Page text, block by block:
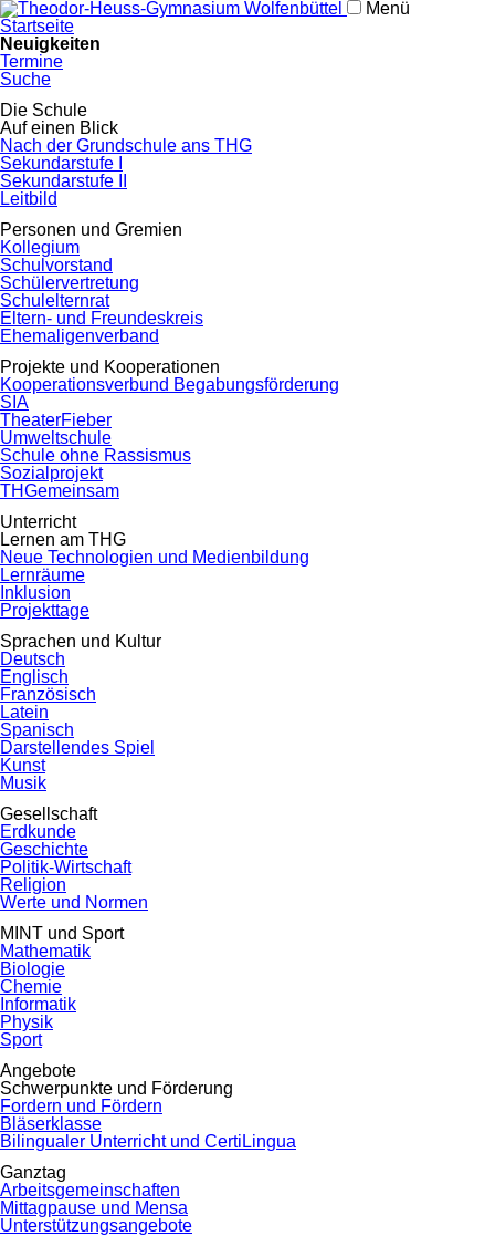
Menü
Navigation
überspringen
Startseite
Neuigkeiten
Termine
Suche
Navigation
überspringen
Die Schule
Auf einen Blick
Nach der Grundschule ans THG
Sekundarstufe I
Sekundarstufe II
Leitbild
Personen und Gremien
Kollegium
Schulvorstand
Schülervertretung
Schulelternrat
Eltern- und Freundeskreis
Ehemaligenverband
Projekte und Kooperationen
Kooperationsverbund Begabungsförderung
SIA
TheaterFieber
Umweltschule
Schule ohne Rassismus
Sozialprojekt
THGemeinsam
Unterricht
Lernen am THG
Neue Technologien und Medienbildung
Lernräume
Inklusion
Projekttage
Sprachen und Kultur
Deutsch
Englisch
Französisch
Latein
Spanisch
Darstellendes Spiel
Kunst
Musik
Gesellschaft
Erdkunde
Geschichte
Politik-Wirtschaft
Religion
Werte und Normen
MINT und Sport
Mathematik
Biologie
Chemie
Informatik
Physik
Sport
Angebote
Schwerpunkte und Förderung
Fordern und Fördern
Bläserklasse
Bilingualer Unterricht und CertiLingua
Ganztag
Arbeitsgemeinschaften
Mittagpause und Mensa
Unterstützungsangebote